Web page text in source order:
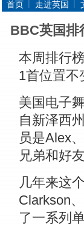
首页 | 走进英国 |
BBC英国排
本周排行
1首位置不
美国电子
自新泽西
员是Alex
兄弟和好
几年来这
Clarkson
了一系列